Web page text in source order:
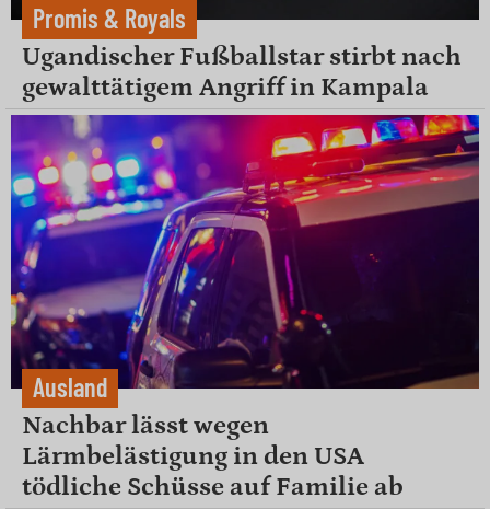
Promis & Royals
Ugandischer Fußballstar stirbt nach
gewalttätigem Angriff in Kampala
Ausland
Nachbar lässt wegen
Lärmbelästigung in den USA
tödliche Schüsse auf Familie ab